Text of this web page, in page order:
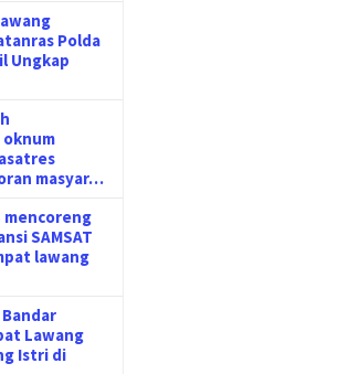
Polda
Ungkap
masyar…
mencoreng
SAMSAT
lawang
Lawang
Istri di